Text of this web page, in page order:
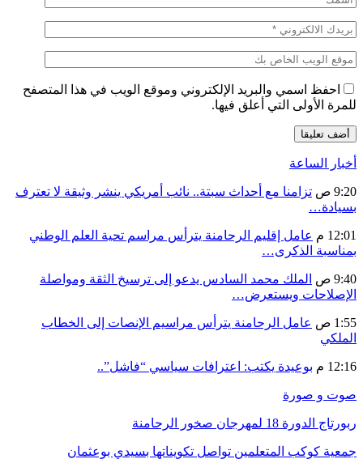
احفظ اسمي والبريد الإلكتروني وموقع الويب في هذا المتصفح
للمرة الأولى التي أعلق فيها.
أخبار الساعة
9:20 ص
تزامنا مع أحداث سبتة.. نائب أمريكي ينشر وثيقة لا تعترف
بسيادة…
12:01 م
عامل إقليم الرحامنة يترأس مراسم تحية العلم الوطني
بمناسبة الذكرى…
9:40 ص
الملك محمد السادس يدعو إلى ترسيخ الثقة ومواصلة
الإصلاحات ويستعرض…
1:55 ص
عامل الرحامنة يترأس مراسيم الإنصات إلى الخطاب
الملكي
12:16 م بوعيدة يكتب: اعترافات سياسي “فاشل”..
صوت و صورة
ربورتاج الدورة 18 لمهرجان صخور الرحامنة
جمعية كوكب المتعلمين تواصل تكويناتها بسيدي بوعثمان